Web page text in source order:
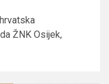
ŽNK Osijek,